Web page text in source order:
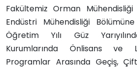
Fakültemiz Orman
Endüstri Mühendisliği
Öğretim Yılı Güz
Kurumlarında Önlisans ve
Programlar Arasında Geçiş,